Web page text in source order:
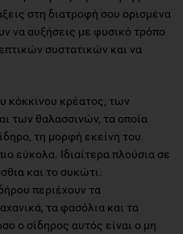
στη διατροφή σου ορισμένα
να αυξήσεις με φυσικό τρόπο
συστατικών και να
κόκκινου κρέατος, των
των θαλασσινών, τα οποία
τη μορφή εκείνη του
εύκολα. Ιδιαίτερα πλούσια σε
και το συκώτι.
περιέχουν τα
τα φασόλια και τα
ο σίδηρος αυτός είναι ο μη